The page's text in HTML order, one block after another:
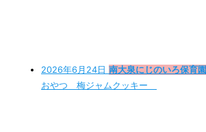
2026年6月24日 南大泉にじのいろ保育園
おやつ 梅ジャムクッキー